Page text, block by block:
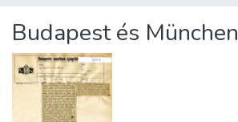
Statistics
About us
Budapest és München